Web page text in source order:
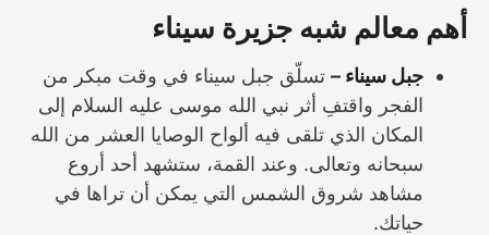
أهم معالم شبه جزيرة سيناء
جبل سيناء – تسلّق جبل سيناء في وقت مبكر من
الفجر واقتفِ أثر نبي الله موسى عليه السلام إلى
المكان الذي تلقى فيه ألواح الوصايا العشر من الله
سبحانه وتعالى. وعند القمة، ستشهد أحد أروع
مشاهد شروق الشمس التي يمكن أن تراها في
حياتك.